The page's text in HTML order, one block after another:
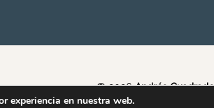
y
felicidad,
la
© 2026Andrés
experiencia en nuestra web.